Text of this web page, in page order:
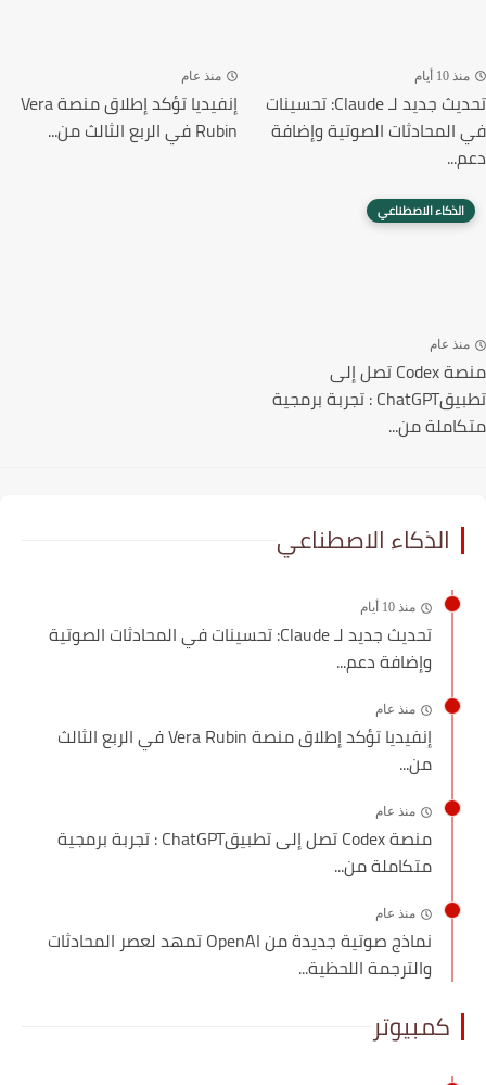
10 أيام
تحديث جديد لـ Claude: تحسينات
الصوتية وإضافة
منذ عام
إنفيديا تؤكد إطلاق منصة Vera
Rubin في الربع الثالث من...
الذكاء الاصطناعي
عام
منصة Codex تصل إلى
تطبيقChatGPT : تجربة برمجية
من...
الذكاء الاصطناعي
منذ 10 أيام
تحديث جديد لـ Claude: تحسينات في المحادثات الصوتية
وإضافة دعم...
منذ عام
إنفيديا تؤكد إطلاق منصة Vera Rubin في الربع الثالث
من...
منذ عام
منصة Codex تصل إلى تطبيقChatGPT : تجربة برمجية
متكاملة من...
منذ عام
نماذج صوتية جديدة من OpenAI تمهد لعصر المحادثات
والترجمة اللحظية...
كمبيوتر